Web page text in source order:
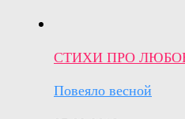
СТИХИ ПРО
Повеяло весной